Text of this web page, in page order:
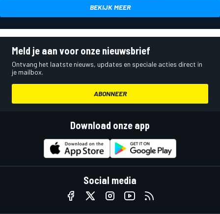
BEKIJK MEER
Meld je aan voor onze nieuwsbrief
Ontvang het laatste nieuws, updates en speciale acties direct in
je mailbox.
ABONNEER
Download onze app
Social media